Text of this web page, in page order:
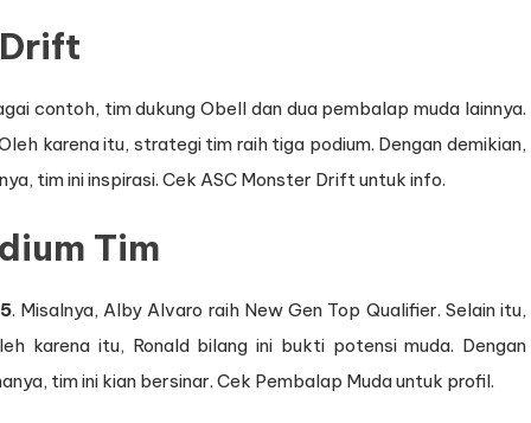
contoh, tim dukung Obell dan dua pembalap muda lainnya.
karena itu, strategi tim raih tiga podium. Dengan demikian,
tim ini inspirasi. Cek ASC Monster Drift untuk info.
Tim
. Misalnya, Alby Alvaro raih New Gen Top Qualifier. Selain itu,
karena itu, Ronald bilang ini bukti potensi muda. Dengan
tim ini kian bersinar. Cek Pembalap Muda untuk profil.